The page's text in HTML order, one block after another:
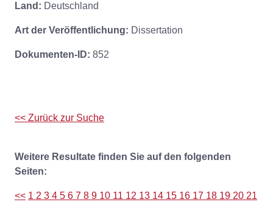
Land: Deutschland
Art der Veröffentlichung: Dissertation
Dokumenten-ID: 852
<< Zurück zur Suche
Weitere Resultate finden Sie auf den folgenden
Seiten:
<< 1 2 3 4 5 6 7 8 9 10 11 12 13 14 15 16 17 18 19 20 21